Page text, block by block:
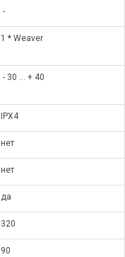
-
1 * Weaver
- 30 … + 40
IPX4
нет
нет
да
320
90